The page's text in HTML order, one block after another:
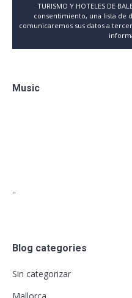
TURISMO Y HOTELES DE
consentimiento, una lista de
comunicaremos sus datos a
Music
"
Blog categories
Sin categorizar
Mallorca